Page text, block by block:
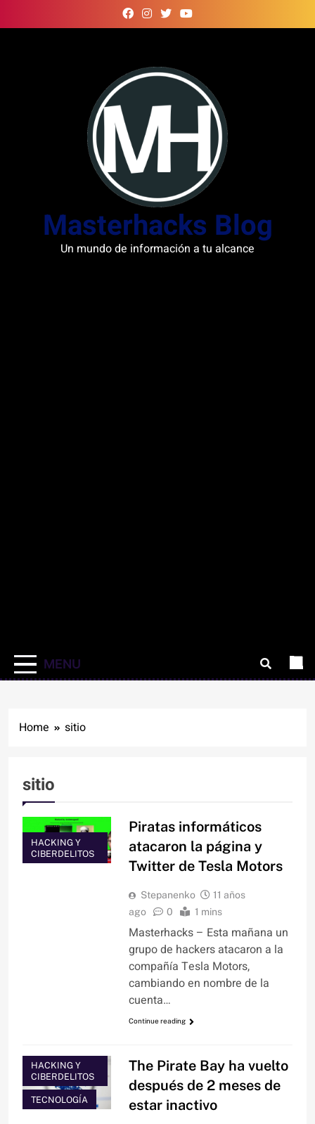
to
Masterhacks Blog
Un mundo de información a tu alcance
MENU
Home sitio
sitio
HACKING Y
CIBERDELITOS
Piratas informáticos
atacaron la página y
Twitter de Tesla Motors
Stepanenko
11 años
ago
0 1 mins
Masterhacks – Esta mañana un
grupo de hackers atacaron a la
compañía Tesla Motors,
cambiando en nombre de la
cuenta…
Continue reading
HACKING Y
CIBERDELITOS
TECNOLOGÍA
The Pirate Bay ha vuelto
después de 2 meses de
estar inactivo